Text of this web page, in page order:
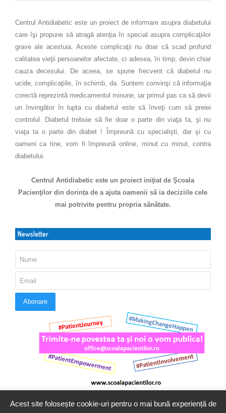
Centrul Antidiabetic este un proiect de informare asupra diabetului
care îşi propune să atragă atenţia în special asupra complicaţiilor
grave ale acestuia. Aceste complicaţii nu doar că scad profund
calitatea vieţii persoanelor afectate, ci adesea, în timp, devin chiar
cauza decesului. De aceea, se spune frecvent că diabetul nu
ucide, complicaţiile, în schimb, da. Suntem convinşi că informaţia
corectă reprezintă medicamentul minune, iar primul pas ca să devii
un învingător în lupta cu diabetul este să înveţi cum să preiei
controlul. Diabetul trebuie să fie doar o parte din viaţa ta, şi nu
viaţa ta o parte din diabet ! Împreună cu specialişti, dar şi cu
oameni ca tine, vom fi împreună online, minut cu minut, contra
diabetului.
Centrul Antidiabetic este un proiect iniţiat de Şcoala
Pacienţilor din dorința de a ajuta oamenii să ia deciziile cele
mai potrivite pentru propria sănătate.
Newsletter
© 2016 - 2023 Copyright. Scoala Pacientilor - QUINN Media SRL.
Acest site folosește cookie-uri pentru o mai bună experiență de